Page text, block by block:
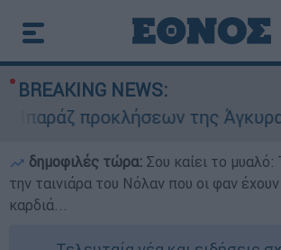
BREAKING NEWS:
προκλήσεων της Άγκυρας στο
δημοφιλές τώρα: Σου καίει το
την ταινιάρα του Νόλαν που οι φαν
καρδιά...